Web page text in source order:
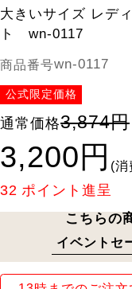
大きいサイズ レデ
ト wn-0117
商品番号wn-0117
公式限定価格
通常価格3,874円
3,200円 (消
32 ポイント進呈
こちらの
イベントセ